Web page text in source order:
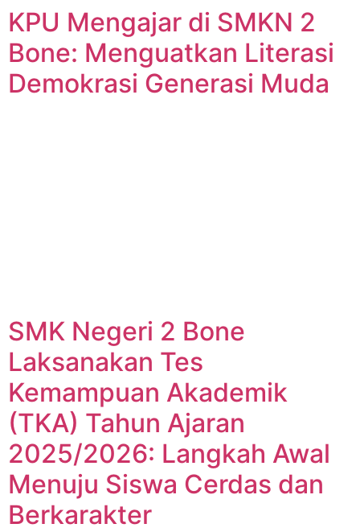
KPU Mengajar di SMKN 2
Bone: Menguatkan Literasi
Demokrasi Generasi Muda
SMK Negeri 2 Bone
Laksanakan Tes
Kemampuan Akademik
(TKA) Tahun Ajaran
2025/2026: Langkah Awal
Menuju Siswa Cerdas dan
Berkarakter